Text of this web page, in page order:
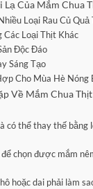
Của Mắm Chua
Loại Rau Củ
Các Loại Thịt Khác
Độc Đáo
Sáng Tạo
Cho Mùa Hè Nóng
Về Mắm Chua Thịt
có thể thay thế bằng
chọn được mắm
hoặc dai phải làm